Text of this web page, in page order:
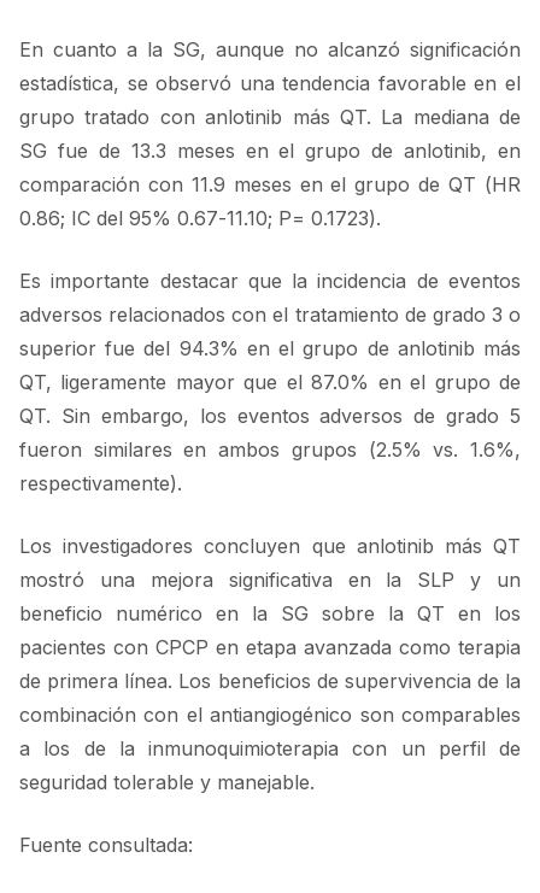
En cuanto a la SG, aunque no alcanzó significación
estadística, se observó una tendencia favorable en el
grupo tratado con anlotinib más QT. La mediana de
SG fue de 13.3 meses en el grupo de anlotinib, en
comparación con 11.9 meses en el grupo de QT (HR
0.86; IC del 95% 0.67-11.10; P= 0.1723).
Es importante destacar que la incidencia de eventos
adversos relacionados con el tratamiento de grado 3 o
superior fue del 94.3% en el grupo de anlotinib más
QT, ligeramente mayor que el 87.0% en el grupo de
QT. Sin embargo, los eventos adversos de grado 5
fueron similares en ambos grupos (2.5% vs. 1.6%,
respectivamente).
Los investigadores concluyen que anlotinib más QT
mostró una mejora significativa en la SLP y un
beneficio numérico en la SG sobre la QT en los
pacientes con CPCP en etapa avanzada como terapia
de primera línea. Los beneficios de supervivencia de la
combinación con el antiangiogénico son comparables
a los de la inmunoquimioterapia con un perfil de
seguridad tolerable y manejable.
Fuente consultada: